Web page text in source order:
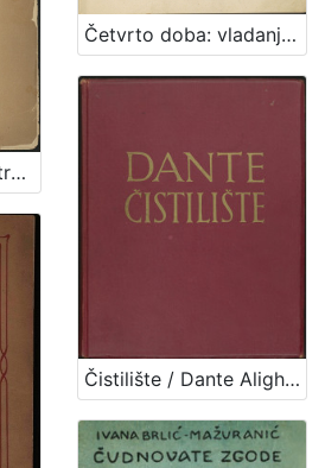
Četvrto doba: vladanje kraljeva iz porodice Habsburga : (1527-1740)
Četvrto izviešće Potresnoga odbora za godinu 1886. / sastavili M. Kišpatić i J. Torbar
Čistilište / Dante Alighieri ; preveo i protumačio Izidor Kršnjavi ; urešeno sa 17 slika Mirka Račkog